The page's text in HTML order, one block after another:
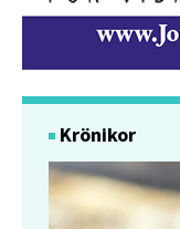
Krönikor